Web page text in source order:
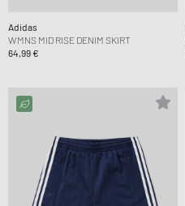
Adidas
WMNS MID RISE DENIM SKIRT
64,99 €